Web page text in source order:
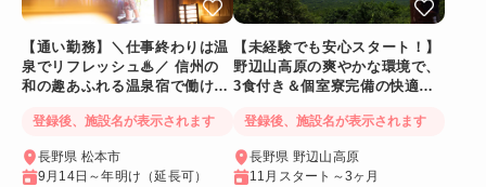
【通い勤務】＼仕事終わりは温
泉でリフレッシュ♨／ 信州の
和の趣あふれる温泉宿で働ける
登録後、施設名が表示されます
長野県 松本市
9月14日～年明け（延長可）
【未経験でも安心スタート！】
野辺山高原の爽やかな環境で、
3食付き＆個室寮完備の快適リ
登録後、施設名が表示されます
長野県 野辺山高原
11月スタート～3ヶ月